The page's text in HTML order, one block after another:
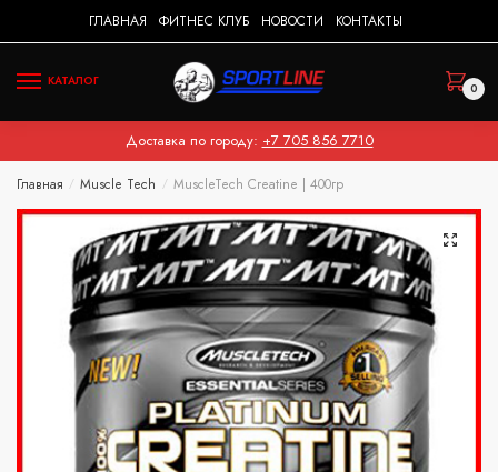
to
to
ГЛАВНАЯ ФИТНЕС КЛУБ НОВОСТИ КОНТАКТЫ
КАТАЛОГ 0
Доставка по городу: +7 705 856 7710
Главная / Muscle Tech / MuscleTech Creatine | 400гр